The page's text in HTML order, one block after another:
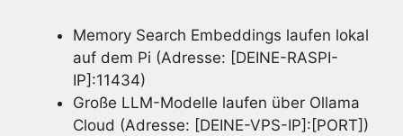
Memory Search Embeddings laufen lokal
auf dem Pi (Adresse: [DEINE-RASPI-
IP]:11434)
Große LLM-Modelle laufen über Ollama
Cloud (Adresse: [DEINE-VPS-IP]:[PORT])